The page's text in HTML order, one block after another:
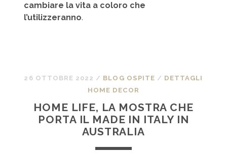
cambiare la vita a coloro che
l’utilizzeranno.
26 OTTOBRE 2022 / BLOG OSPITE / DETTAGLI
HOME DECOR
HOME LIFE, LA MOSTRA CHE
PORTA IL MADE IN ITALY IN
AUSTRALIA